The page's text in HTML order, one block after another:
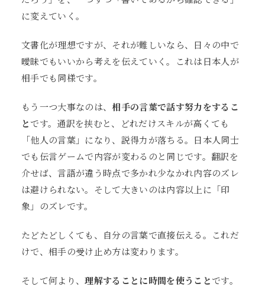
に変えていく。
文書化が理想ですが、それが難しいなら、日々の中で
曖昧でもいいから考えを伝えていく。これは日本人が
相手でも同様です。
もう一つ大事なのは、相手の言葉で話す努力をするこ
とです。通訳を挟むと、どれだけスキルが高くても
「他人の言葉」になり、説得力が落ちる。日本人同士
でも伝言ゲームで内容が変わるのと同じです。翻訳を
介せば、言語が違う時点で多かれ少なかれ内容のズレ
は避けられない。そして大きいのは内容以上に「印
象」のズレです。
たどたどしくても、自分の言葉で直接伝える。これだ
けで、相手の受け止め方は変わります。
そして何より、理解することに時間を使うことです。